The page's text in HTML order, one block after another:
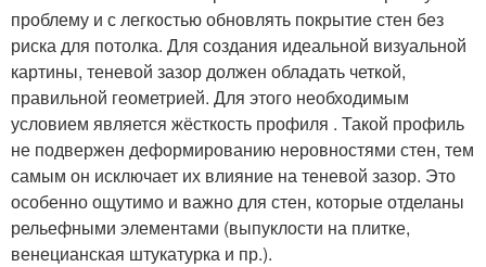
проблему и с легкостью обновлять покрытие стен без
риска для потолка. Для создания идеальной визуальной
картины, теневой зазор должен обладать четкой,
правильной геометрией. Для этого необходимым
условием является жёсткость профиля . Такой профиль
не подвержен деформированию неровностями стен, тем
самым он исключает их влияние на теневой зазор. Это
особенно ощутимо и важно для стен, которые отделаны
рельефными элементами (выпуклости на плитке,
венецианская штукатурка и пр.).